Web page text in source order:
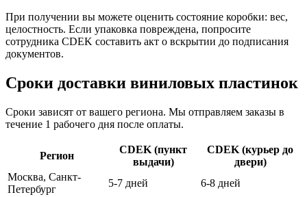
При получении вы можете оценить состояние коробки: вес,
целостность. Если упаковка повреждена, попросите
сотрудника CDEK составить акт о вскрытии до подписания
документов.
Сроки доставки виниловых пластинок
Сроки зависят от вашего региона. Мы отправляем заказы в
течение 1 рабочего дня после оплаты.
Регион
CDEK (пункт
выдачи)
CDEK (курьер до
двери)
Москва, Санкт-
Петербург
5-7 дней
6-8 дней